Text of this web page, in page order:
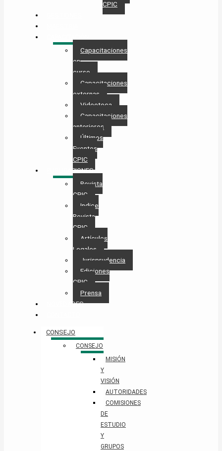
CPIC
Capacitaciones
en
curso
Capacitaciones
externas
Videoteca
Capacitaciones
anteriores
Últimos
Eventos
CPIC
PUBLICACIONES
Revista
CPIC
Indice
Revista
CPIC
Artículos
Legales
Jurisprudencia
Ediciones
CPIC
Prensa
NOVEDADES
CONSEJO
CONSEJO
MISIÓN
Y
VISIÓN
AUTORIDADES
COMISIONES
DE
ESTUDIO
Y
GRUPOS